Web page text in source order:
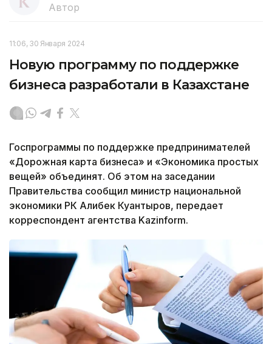
Автор
11:06, 30 Января 2024
Новую программу по поддержке
бизнеса разработали в Казахстане
Госпрограммы по поддержке предпринимателей
«Дорожная карта бизнеса» и «Экономика простых
вещей» объединят. Об этом на заседании
Правительства сообщил министр национальной
экономики РК Алибек Куантыров, передает
корреспондент агентства Kazinform.